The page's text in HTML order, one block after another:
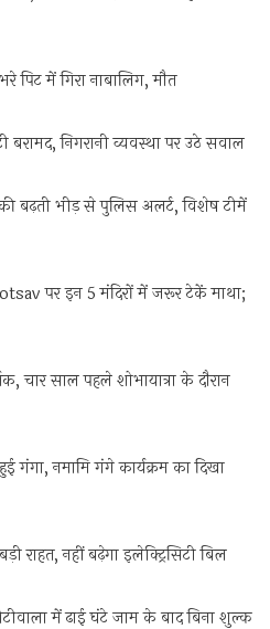
पिट में गिरा नाबालिग, मौत
बरामद, निगरानी व्यवस्था पर उठे सवाल
बढ़ती भीड़ से पुलिस अलर्ट, विशेष टीमें
पर इन 5 मंदिरों में जरूर टेकें माथा;
चार साल पहले शोभायात्रा के दौरान
गंगा, नमामि गंगे कार्यक्रम का दिखा
राहत, नहीं बढ़ेगा इलेक्ट्रिसिटी बिल
में ढाई घंटे जाम के बाद बिना शुल्क